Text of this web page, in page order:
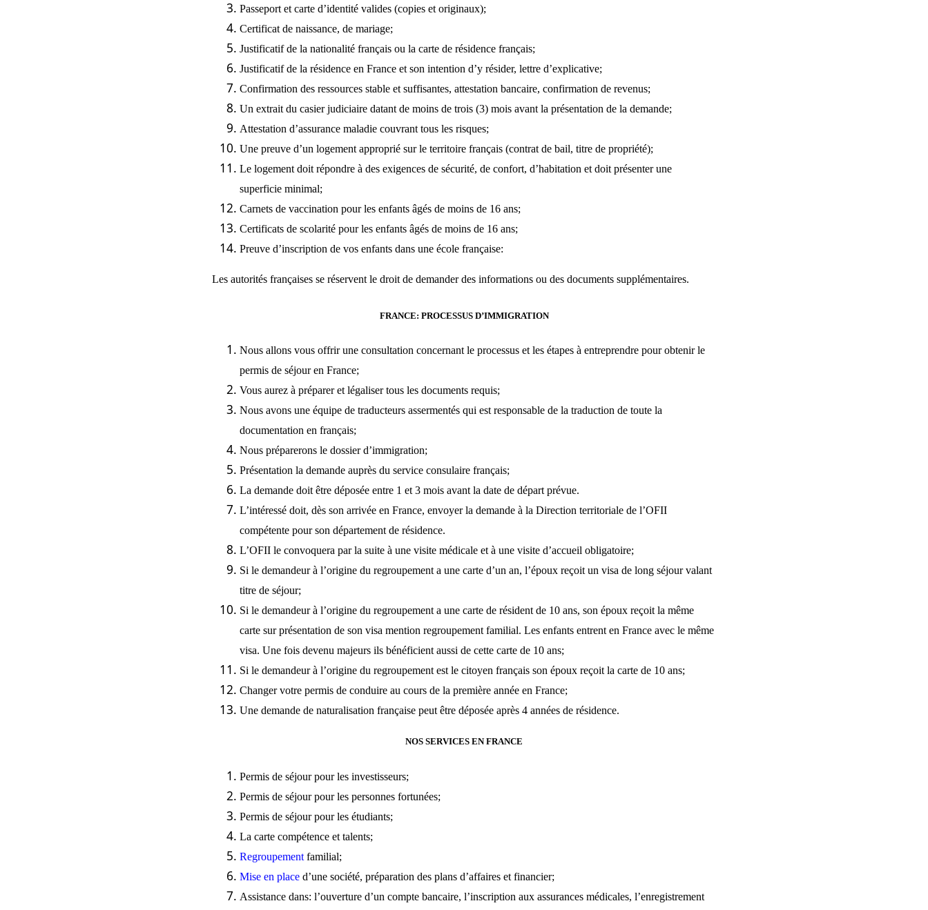
Passeport et carte d’identité valides (copies et originaux);
Certificat de naissance, de mariage;
Justificatif de la nationalité français ou la carte de résidence français;
Justificatif de la résidence en France et son intention d’y résider, lettre d’explicative;
Confirmation des ressources stable et suffisantes, attestation bancaire, confirmation de revenus;
Un extrait du casier judiciaire datant de moins de trois (3) mois avant la présentation de la demande;
Attestation d’assurance maladie couvrant tous les risques;
Une preuve d’un logement approprié sur le territoire français (contrat de bail, titre de propriété);
Le logement doit répondre à des exigences de sécurité, de confort, d’habitation et doit présenter une
superficie minimal;
Carnets de vaccination pour les enfants âgés de moins de 16 ans;
Certificats de scolarité pour les enfants âgés de moins de 16 ans;
Preuve d’inscription de vos enfants dans une école française:
Les autorités françaises se réservent le droit de demander des informations ou des documents supplémentaires.
FRANCE: PROCESSUS D’IMMIGRATION
Nous allons vous offrir une consultation concernant le processus et les étapes à entreprendre pour obtenir le
permis de séjour en France;
Vous aurez à préparer et légaliser tous les documents requis;
Nous avons une équipe de traducteurs assermentés qui est responsable de la traduction de toute la
documentation en français;
Nous préparerons le dossier d’immigration;
Présentation la demande auprès du service consulaire français;
La demande doit être déposée entre 1 et 3 mois avant la date de départ prévue.
L’intéressé doit, dès son arrivée en France, envoyer la demande à la Direction territoriale de l’OFII
compétente pour son département de résidence.
L’OFII le convoquera par la suite à une visite médicale et à une visite d’accueil obligatoire;
Si le demandeur à l’origine du regroupement a une carte d’un an, l’époux reçoit un visa de long séjour valant
titre de séjour;
Si le demandeur à l’origine du regroupement a une carte de résident de 10 ans, son époux reçoit la même
carte sur présentation de son visa mention regroupement familial. Les enfants entrent en France avec le même
visa. Une fois devenu majeurs ils bénéficient aussi de cette carte de 10 ans;
Si le demandeur à l’origine du regroupement est le citoyen français son époux reçoit la carte de 10 ans;
Changer votre permis de conduire au cours de la première année en France;
Une demande de naturalisation française peut être déposée après 4 années de résidence.
NOS SERVICES EN FRANCE
Permis de séjour pour les investisseurs;
Permis de séjour pour les personnes fortunées;
Permis de séjour pour les étudiants;
La carte compétence et talents;
Regroupement familial;
Mise en place d’une société, préparation des plans d’affaires et financier;
Assistance dans: l’ouverture d’un compte bancaire, l’inscription aux assurances médicales, l’enregistrement